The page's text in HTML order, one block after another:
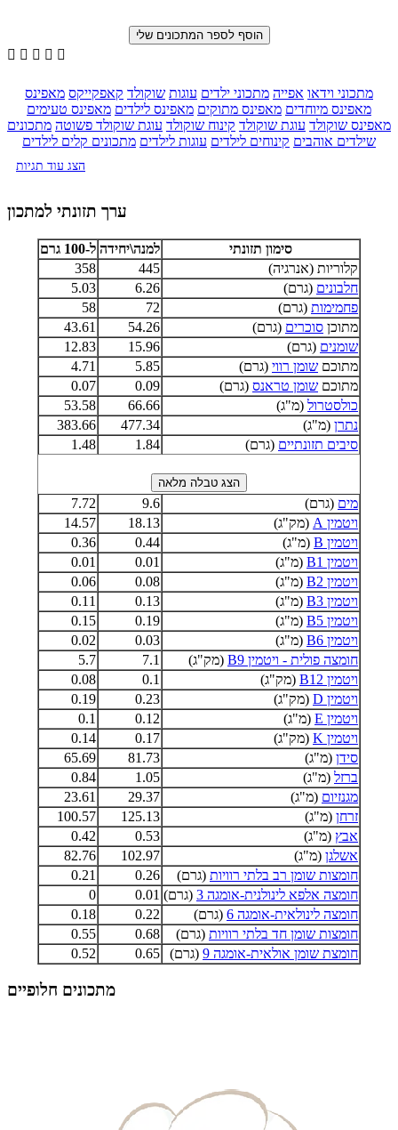
    
מתכוני וידאו אפייה מתכוני ילדים עוגות שוקולד קאפקייקס מאפינס
מאפינס מיוחדים מאפינס מתוקים מאפינס לילדים מאפינס טעימים
מאפינס שוקולד עוגת שוקולד קינוח שוקולד עוגת שוקולד פשוטה מתכונים
שילדים אוהבים קינוחים לילדים עוגות לילדים מתכונים קלים לילדים
הצג עוד תגיות
ערך תזונתי למתכון
סימון תזונתי למנה\יחידה ל-100 גרם
קלוריות (אנרגיה)
445
358
חלבונים (גרם) 6.26
5.03
פחמימות (גרם) 72
58
מתוכן סוכרים (גרם) 54.26
43.61
שומנים (גרם) 15.96
12.83
מתוכם שומן רווי (גרם) 5.85
4.71
מתוכם שומן טראנס (גרם) 0.09
0.07
כולסטרול (מ"ג) 66.66
53.58
נתרן (מ"ג) 477.34
383.66
סיבים תזונתיים (גרם) 1.84
1.48
מים (גרם) 9.6
7.72
ויטמין A
(מק"ג) 18.13
14.57
ויטמין B
(מ"ג) 0.44
0.36
ויטמין B1
(מ"ג) 0.01
0.01
ויטמין B2
(מ"ג) 0.08
0.06
ויטמין B3
(מ"ג) 0.13
0.11
ויטמין B5
(מ"ג) 0.19
0.15
ויטמין B6
(מ"ג) 0.03
0.02
חומצה פולית - ויטמין B9
(מק"ג) 7.1
5.7
ויטמין B12
(מק"ג) 0.1
0.08
ויטמין D
(מק"ג) 0.23
0.19
ויטמין E
(מ"ג) 0.12
0.1
ויטמין K
(מק"ג) 0.17
0.14
סידן (מ"ג) 81.73
65.69
ברזל (מ"ג) 1.05
0.84
מגנזיום (מ"ג) 29.37
23.61
זרחן (מ"ג) 125.13
100.57
אבץ (מ"ג) 0.53
0.42
אשלגן (מ"ג) 102.97
82.76
חומצות שומן רב בלתי רוויות (גרם) 0.26
0.21
חומצה אלפא לינולנית-אומגה 3
(גרם) 0.01
0
חומצה לינולאית-אומגה 6
(גרם) 0.22
0.18
חומצות שומן חד בלתי רוויות (גרם) 0.68
0.55
חומצת שומן אולאית-אומגה 9
(גרם) 0.65
0.52
מתכונים חלופיים